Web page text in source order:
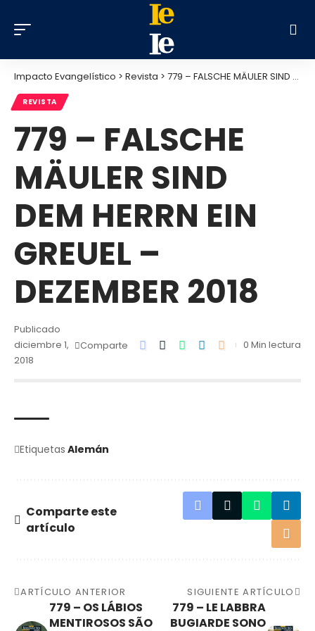
Impacto Evangelístico > Revista > 779 – FALSCHE MÄULER SIND DEM HERRN EIN GREUEL – DEZEMBER 2018
REVISTA
779 – FALSCHE
MÄULER SIND
DEM HERRN EIN
GREUEL –
DEZEMBER 2018
Publicado
diciembre 1,
2018
Comparte 0 Min lectura
Etiquetas Alemán
Comparte este
artículo
ARTÍCULO ANTERIOR
779 – OS LÁBIOS
MENTIROSOS SÃO
SIGUIENTE ARTÍCULO
779 – LE LABBRA
BUGIARDE SONO